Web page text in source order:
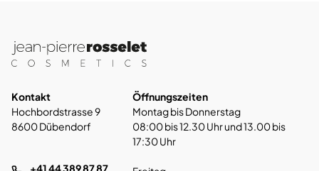
Kontakt
Hochbordstrasse 9
8600 Dübendorf
+41 44 389 87 87
Öffnungszeiten
Montag bis Donnerstag
08:00 bis 12.30 Uhr und 13.00 bis
17:30 Uhr